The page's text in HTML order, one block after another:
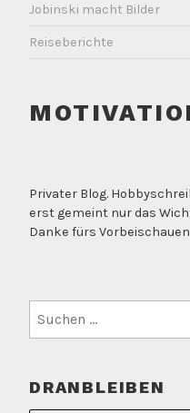
Jobinski macht Bilder
Reiseberichte
Privater Blog.
erst gemeint nur das
Danke fürs Vorbeischauen
nach:
DRANBLEIBEN